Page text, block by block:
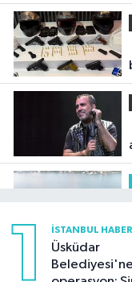
1 İSTANBUL
Üsküdar
Belediyesi'ne